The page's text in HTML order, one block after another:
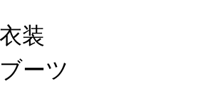
の影
2月5
装
ーツ